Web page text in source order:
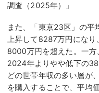
調査（2025年）」
また、「東京23区」の平
上昇して8287万円になり
8000万円を超えた。一方
2024年よりやや低下の
どの世帯年収の多い層が
を購入することで、平均